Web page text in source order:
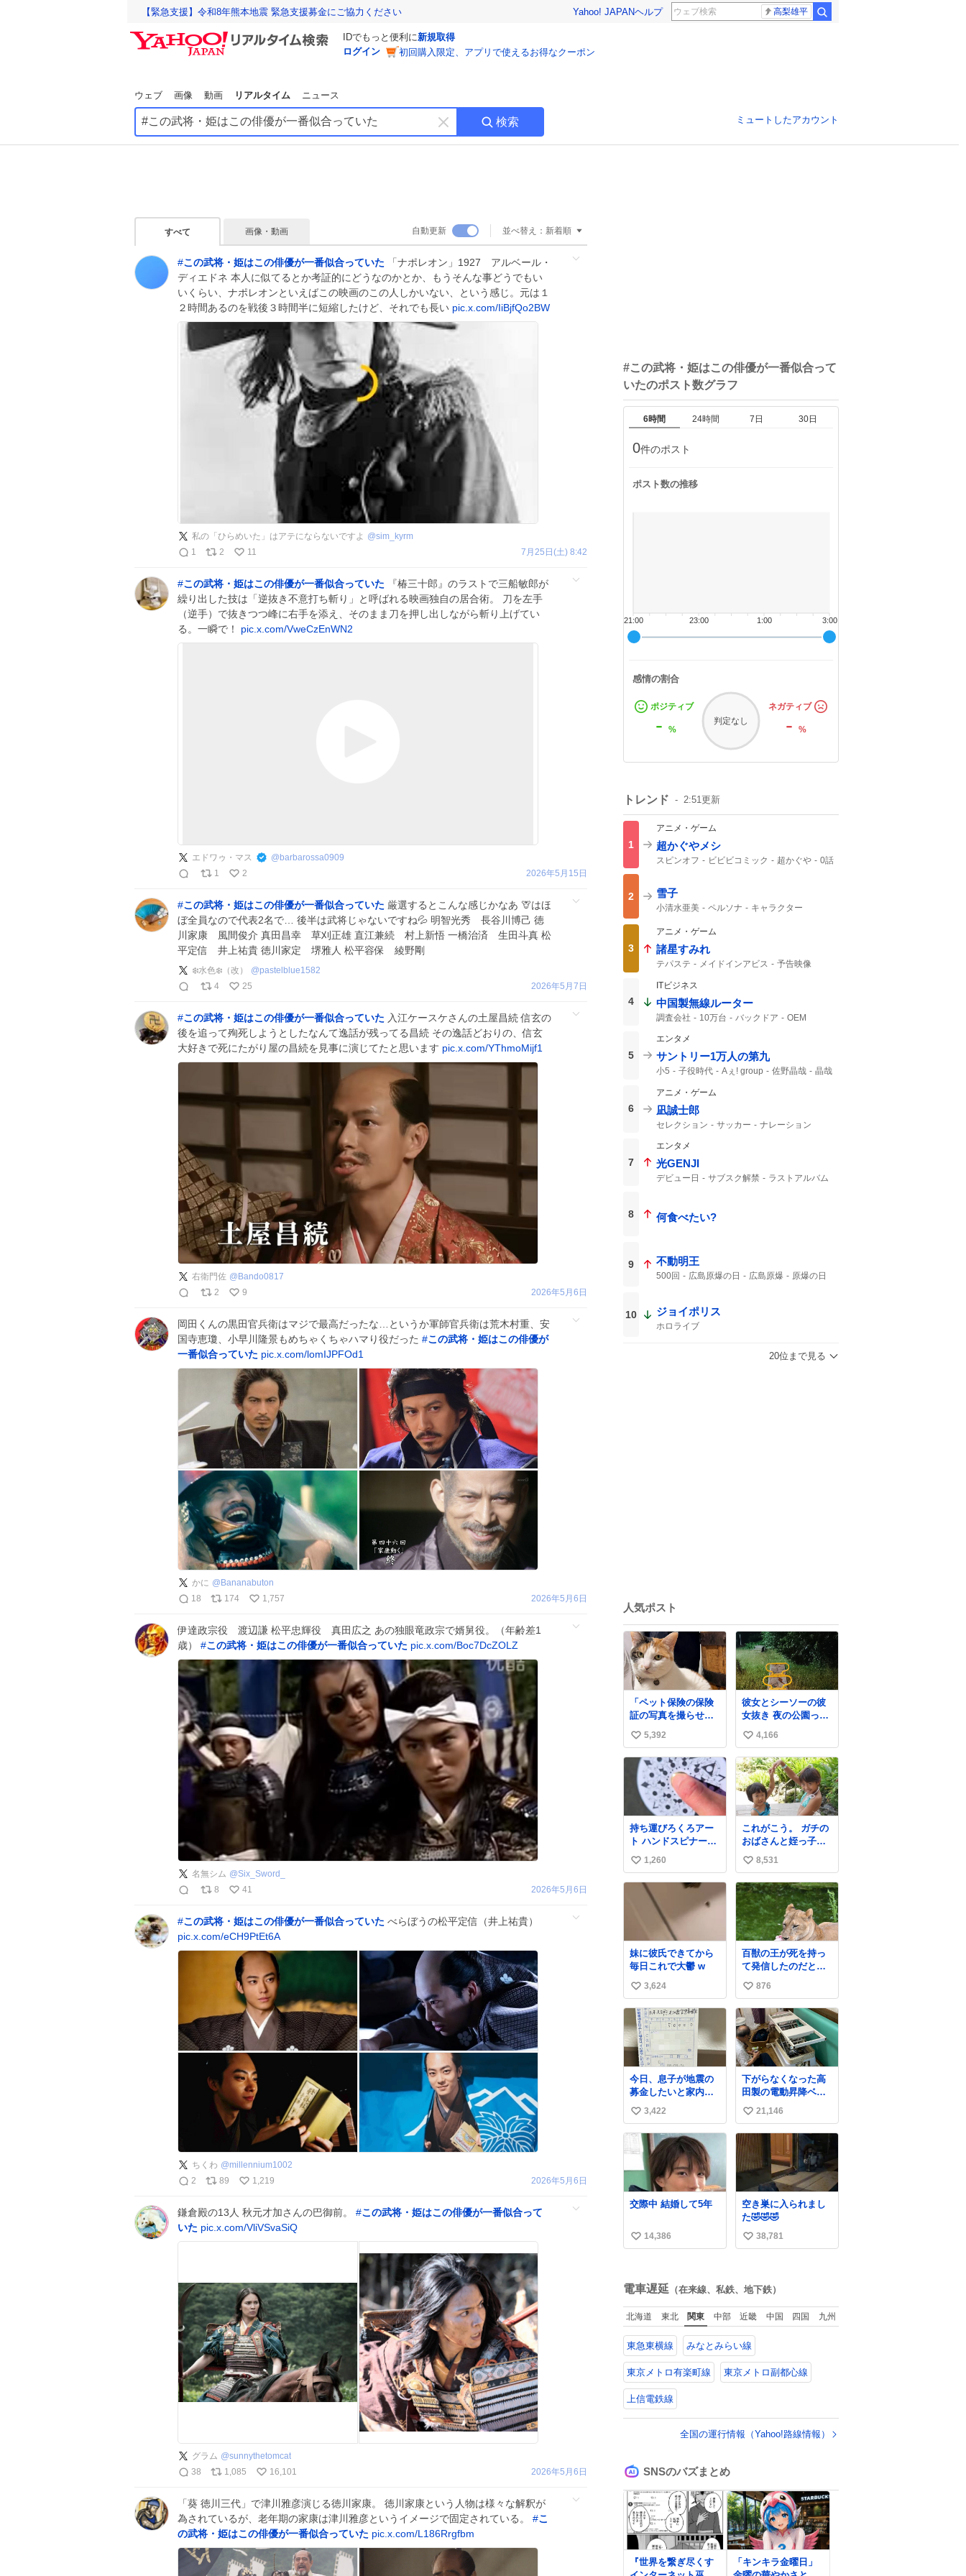
【緊急支援】令和8年熊本地震 緊急支援募金にご協力ください Yahoo! JAPANヘルプ 高梨雄平
IDでもっと便利に新規取得
ログイン
初回購入限定、アプリで使えるお得なクーポン
ウェブ 画像 動画 リアルタイム ニュース
キ
ー
す
検索 ミュートしたアカウント
すべて 画像・動画 自動更新 並べ替え： 新着順
#この武将・姫はこの俳優が一番似合っていた 「ナポレオン」1927 アルベール・
ディエドネ 本人に似てるとか考証的にどうなのかとか、もうそんな事どうでもい
いくらい、ナポレオンといえばこの映画のこの人しかいない、という感じ。元は１
２時間あるのを戦後３時間半に短縮したけど、それでも長い pic.x.com/IiBjfQo2BW
私の「ひらめいた」はアテにならないですよ @sim_kyrm
1
2 11 7月25日(土) 8:42
#この武将・姫はこの俳優が一番似合っていた 『椿三十郎』のラストで三船敏郎が
繰り出した技は「逆抜き不意打ち斬り」と呼ばれる映画独自の居合術。 刀を左手
（逆手）で抜きつつ峰に右手を添え、そのまま刀を押し出しながら斬り上げてい
る。一瞬で！ pic.x.com/VweCzEnWN2
エドワゥ・マス @ barbarossa0909
1
2 2026年5月15日
#この武将・姫はこの俳優が一番似合っていた 厳選するとこんな感じかなあ 🦒はほ
ぼ全員なので代表2名で… 後半は武将じゃないですね💦 明智光秀 長谷川博己 徳
川家康 風間俊介 真田昌幸 草刈正雄 直江兼続 村上新悟 一橋治済 生田斗真 松
平定信 井上祐貴 徳川家定 堺雅人 松平容保 綾野剛
❄️水色❄️（改） @pastelblue1582
4
25 2026年5月7日
#この武将・姫はこの俳優が一番似合っていた 入江ケースケさんの土屋昌続 信玄の
後を追って殉死しようとしたなんて逸話が残ってる昌続 その逸話どおりの、信玄
大好きで死にたがり屋の昌続を見事に演じてたと思います pic.x.com/YThmoMijf1
右衛門佐 @ Bando0817
2
9 2026年5月6日
岡田くんの黒田官兵衛はマジで最高だったな…というか軍師官兵衛は荒木村重、安
国寺恵瓊、小早川隆景もめちゃくちゃハマり役だった #この武将・姫はこの俳優が
一番似合っていた pic.x.com/lomIJPFOd1
かに @ Bananabuton
18
174 1,757 2026年5月6日
伊達政宗役 渡辺謙 松平忠輝役 真田広之 あの独眼竜政宗で婿舅役。（年齢差1
歳） #この武将・姫はこの俳優が一番似合っていた pic.x.com/Boc7DcZOLZ
名無シム @Six_Sword_
8
41 2026年5月6日
#この武将・姫はこの俳優が一番似合っていた べらぼうの松平定信（井上祐貴）
pic.x.com/eCH9PtEt6A
ちくわ @millennium1002
2
89 1,219 2026年5月6日
鎌倉殿の13人 秋元才加さんの巴御前。 #この武将・姫はこの俳優が一番似合って
いた pic.x.com/VliVSvaSiQ
グラム @sunnythetomcat
38
1,085 16,101 2026年5月6日
「葵 徳川三代」で津川雅彦演じる徳川家康。 徳川家康という人物は様々な解釈が
為されているが、老年期の家康は津川雅彦というイメージで固定されている。 #こ
の武将・姫はこの俳優が一番似合っていた pic.x.com/L186Rrgfbm
#この武将・姫はこの俳優が一番似合って
いたのポスト数グラフ
6時間 24時間 7日 30日
0件のポスト
ポスト数の推移
3:00
1:00
23:00
21:00
感情の割合
ポジティブ
- %
判定なし
ネガティブ
-%
トレンド 2:51更新
1
アニメ・ゲーム
超かぐやメシ
スピンオフ ビビビコミック 超かぐや
0話
2 雪子
小清水亜美 ペルソナ キャラクター
3
アニメ・ゲーム
諸星すみれ
テパステ メイドインアビス
予告映像
4
ITビジネス
中国製無線ルーター
調査会社 10万台 バックドア
OEM
5
エンタメ
サントリー1万人の第九
小5 子役時代 Aぇ! group 佐野晶哉 晶哉
6
アニメ・ゲーム
凪誠士郎
セレクション サッカー ナレーション
7
エンタメ
光GENJI
デビュー日 サブスク解禁
ラストアルバム
8 何食べたい?
9 不動明王
500回 広島原爆の日 広島原爆 原爆の日
10 ジョイポリス
ホロライブ
20位まで見る
人気ポスト
「ペット保険の保険
証の写真を撮らせて
くれ」と頼んだらち
ゃんと座ってポーズ
を取ってくれた人
い
い
ね
数
5,392
彼女とシーソーの彼
女抜き 夜の公園って
不審者が現れそうで
怖いんだよな
い
い
ね
数
4,166
持ち運びろくろアー
ト ハンドスピナー会
社の偉い人、見てく
ださい。
い
い
1,260
これがこう。 ガチの
おばさんと姪っ子で
す。 （身長抜かされ
ててしぬ笑） #ヤツ
ルギ12 #家族でヒロ
イン
い
い
ね
数
8,531
妹に彼氏できてから
毎日これで大鬱 w
い
い
ね
数
3,624
百獣の王が死を持っ
て発信したのだと思
う 高温多湿が尋常で
ない日本の夏 どうか
早急に飼育の環境を
見直して 動物の命を
護ってください…と
治療中のライオンが
助かりますように す
べての動物の命が護
られますように
2026.7.3📷多摩動物
公園にて 残念ながら
個体の識別は出来ま
せん
い
い
ね
数
876
今日、息子が地震の
募金したいと家内と
郵便局に行ったみた
いです。おもちゃと
か買う選択肢もあっ
たと思うけど、自分
で貯めてた2万円を役
に立てて欲しい、み
んなも元気になって
欲しいと。家内も一
緒に募金したので、
なぁと思いました。
い
い
3,422
下がらなくなった高
田製の電動昇降ベッ
ト。 メーカーから
は、完全に見放され
たんですが、 見事に
85歳の父が治しまし
た。 うちの父は、ト
ヨタカローラのボデ
ィをオート生産す
る、工業ロボットの
製作者なんですが、
父が電動ベットの配
線をハンダで修理し
ている横で、
い
い
ね
数
21,146
交際中 結婚して5年
い
数
14,386
空き巣に入られまし
た🤣🤣🤣
い
数
38,781
電車遅延 （在来線、私鉄、地下鉄）
北海道 東北 関東 中部 近畿 中国 四国 九州
東急東横線 みなとみらい線
東京メトロ有楽町線 東京メトロ副都心線
上信電鉄線
全国の運行情報（Yahoo!路線情報）
SNSのバズまとめ
『世界を繋ぎ尽くす
「キンキラ金曜日」